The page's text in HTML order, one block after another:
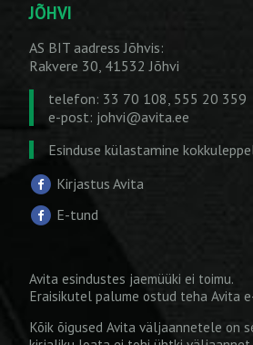
JÕHVI
AS BIT aadress Jõhvis:
Rakvere 30, 41532 Jõhvi
telefon: 33 70 108, 555 20 359
e-post: johvi@avita.ee
Esinduse külastamine
Kirjastus Avita
E-tund
Avita esindustes jaemüüki ei toimu.
Eraisikutel palume ostud teha Avita
Kõik õigused Avita väljaannetele on